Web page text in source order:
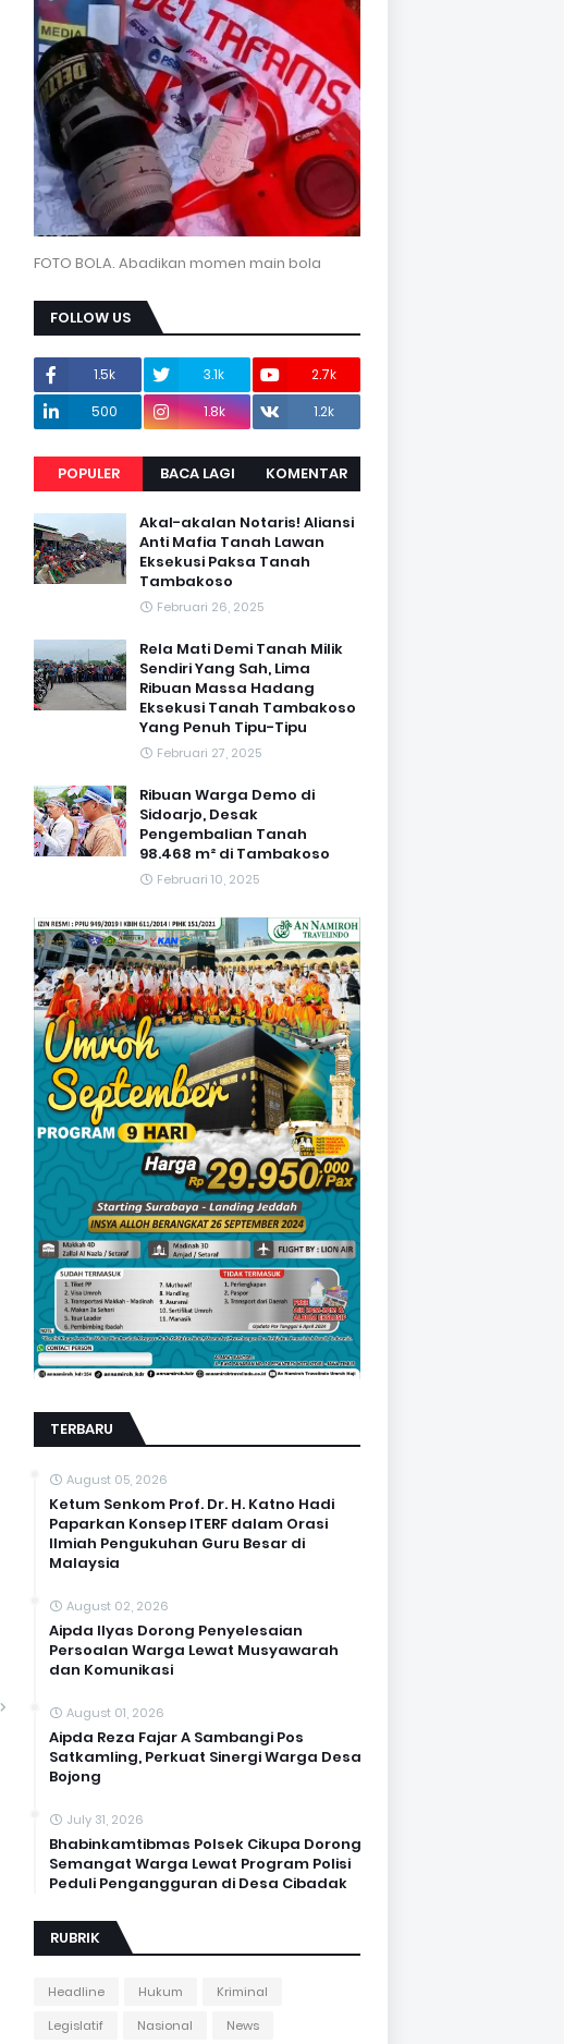
FOTO BOLA. Abadikan momen main bola
FOLLOW US
1.5k 3.1k
2.7k
500
1.8k 1.2k
POPULER BACA LAGI KOMENTAR
Akal-akalan Notaris! Aliansi
Anti Mafia Tanah Lawan
Eksekusi Paksa Tanah
Tambakoso
Februari 26, 2025
Rela Mati Demi Tanah Milik
Sendiri Yang Sah, Lima
Ribuan Massa Hadang
Eksekusi Tanah Tambakoso
Yang Penuh Tipu-Tipu
Februari 27, 2025
Ribuan Warga Demo di
Sidoarjo, Desak
Pengembalian Tanah
98.468 m² di Tambakoso
Februari 10, 2025
TERBARU
August 05, 2026
Ketum Senkom Prof. Dr. H. Katno Hadi
Paparkan Konsep ITERF dalam Orasi
Ilmiah Pengukuhan Guru Besar di
Malaysia
August 02, 2026
Aipda Ilyas Dorong Penyelesaian
Persoalan Warga Lewat Musyawarah
dan Komunikasi
August 01, 2026
Aipda Reza Fajar A Sambangi Pos
Satkamling, Perkuat Sinergi Warga Desa
Bojong
July 31, 2026
Bhabinkamtibmas Polsek Cikupa Dorong
Semangat Warga Lewat Program Polisi
Peduli Pengangguran di Desa Cibadak
RUBRIK
Headline Hukum
Kriminal
Legislatif
Nasional News